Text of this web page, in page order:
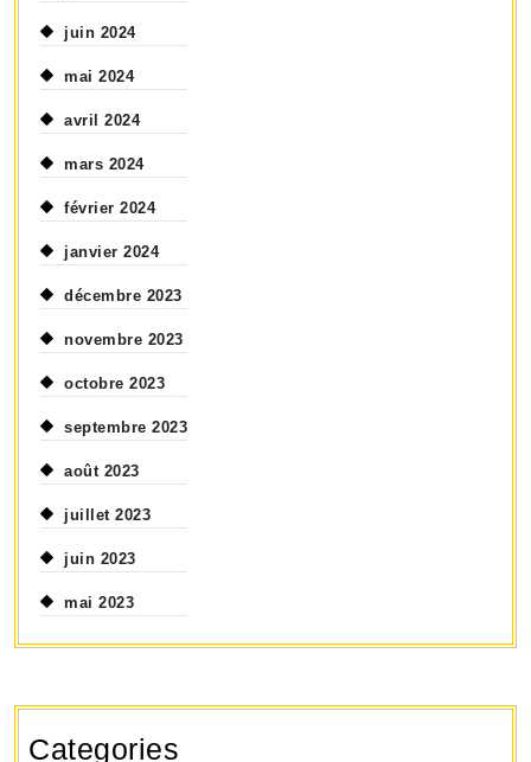
juin 2024
mai 2024
avril 2024
mars 2024
février 2024
janvier 2024
décembre 2023
novembre 2023
octobre 2023
septembre 2023
août 2023
juillet 2023
juin 2023
mai 2023
Categories